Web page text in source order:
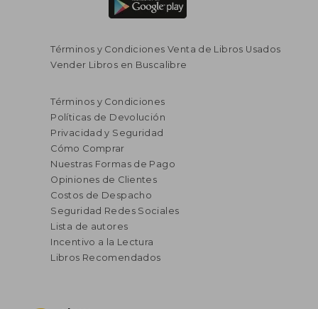
Términos y Condiciones Venta de Libros Usados
Vender Libros en Buscalibre
Términos y Condiciones
Políticas de Devolución
Privacidad y Seguridad
Cómo Comprar
Nuestras Formas de Pago
Opiniones de Clientes
Costos de Despacho
Seguridad Redes Sociales
Lista de autores
Incentivo a la Lectura
Libros Recomendados